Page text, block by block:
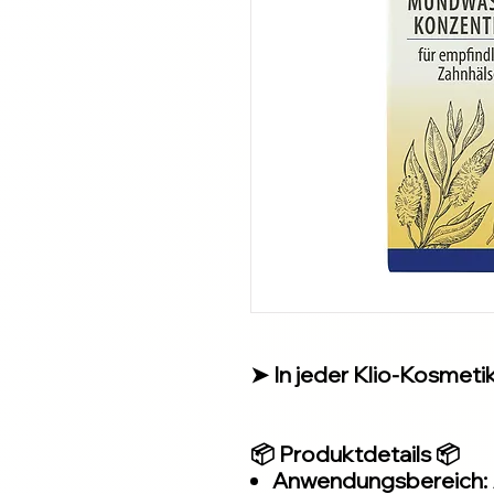
➤ In jeder Klio-
📦 Produktdetails 📦
Anwendungsbereich: